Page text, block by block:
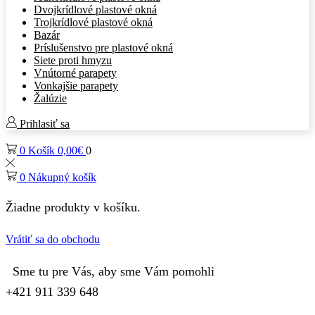
Dvojkrídlové plastové okná
Trojkrídlové plastové okná
Bazár
Príslušenstvo pre plastové okná
Siete proti hmyzu
Vnútorné parapety
Vonkajšie parapety
Žalúzie
Prihlasiť sa
0 Košík 0,00€ 0
0 Nákupný košík
Žiadne produkty v košíku.
Vrátiť sa do obchodu
Sme tu pre Vás, aby sme Vám pomohli
+421 911 339 648